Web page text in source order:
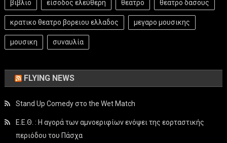
βιβλιο είσοδος ελεύθερη θεατρο θεατρο δασους
κρατικο θεατρο βορειου ελλαδος μεγαρο μουσικης
μουσικη συναυλία
FLYING NEWS
Stand Up Comedy στο the Wet Match
Ε.Ε.Θ. : Η αγορά των αμνοεριφίων ενόψει της εορταστικής
περιόδου του Πάσχα